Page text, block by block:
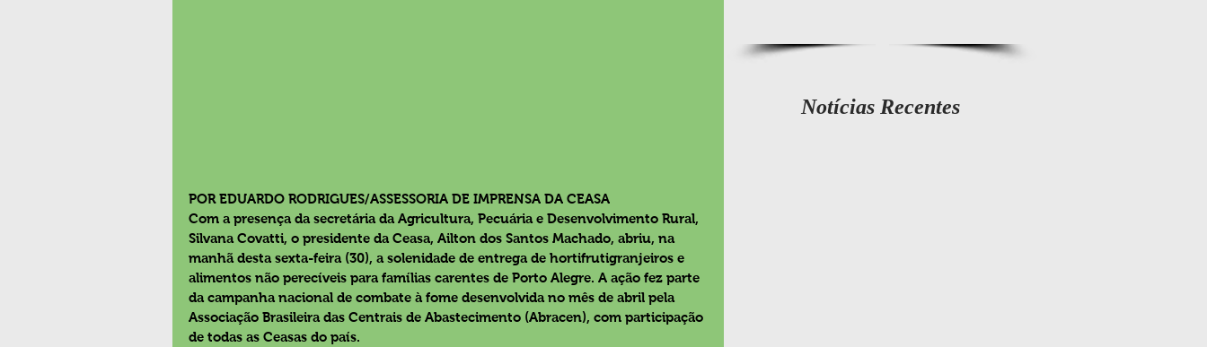
POR EDUARDO RODRIGUES/ASSESSORIA DE IMPRENSA DA CEASA
Com a presença da secretária da Agricultura, Pecuária e Desenvolvimento Rural,
Silvana Covatti, o presidente da Ceasa, Ailton dos Santos Machado, abriu, na
manhã desta sexta-feira (30), a solenidade de entrega de hortifrutigranjeiros e
alimentos não perecíveis para famílias carentes de Porto Alegre. A ação fez parte
da campanha nacional de combate à fome desenvolvida no mês de abril pela
Associação Brasileira das Centrais de Abastecimento (Abracen), com participação
de todas as Ceasas do país.
Notícias Recentes